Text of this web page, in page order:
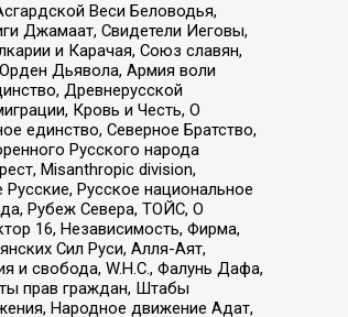
Веси Беловодья,
Джамаат, Свидетели Иеговы,
и Карачая, Союз славян,
Дьявола, Армия воли
Древнерусской
Кровь и Честь, О
единство, Северное Братство,
Русского народа
Misanthropic division,
Русское национальное
Рубеж Севера, ТОЙС, О
16, Независимость, Фирма,
Сил Руси, Алля-Аят,
и свобода, W.H.С., Фалунь Дафа,
прав граждан, Штабы
Народное движение Адат,